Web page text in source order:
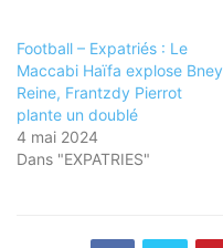
Football – Expatriés : Le
Maccabi Haïfa explose Bney
Reine, Frantzdy Pierrot
plante un doublé
4 mai 2024
Dans "EXPATRIES"